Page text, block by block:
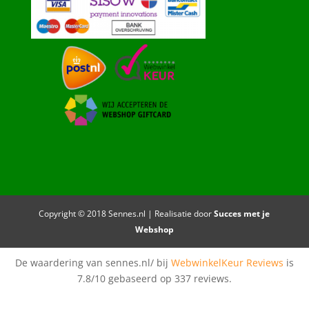
Copyright © 2018 Sennes.nl | Realisatie doorSucces met je
Webshop
De waardering van sennes.nl/ bij WebwinkelKeur Reviews is
7.8/10 gebaseerd op 337 reviews.